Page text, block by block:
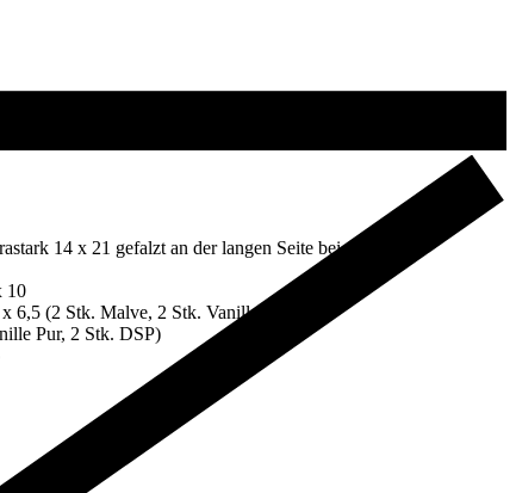
14 x 21 gefalzt an der langen Seite bei 10,5
10
6,5 (2 Stk. Malve, 2 Stk. Vanille Pur)
Pur, 2 Stk. DSP)